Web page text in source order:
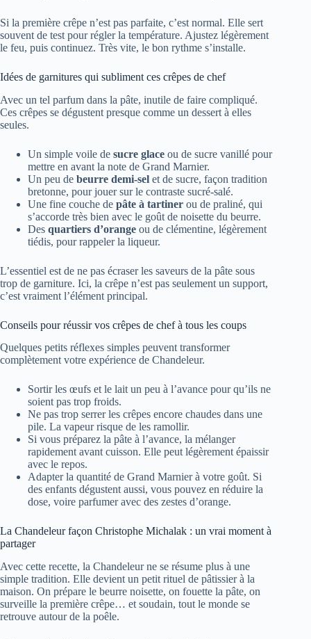
Si la première crêpe n’est pas parfaite, c’est normal. Elle sert
souvent de test pour régler la température. Ajustez légèrement
le feu, puis continuez. Très vite, le bon rythme s’installe.
Idées de garnitures qui subliment ces crêpes de chef
Avec un tel parfum dans la pâte, inutile de faire compliqué.
Ces crêpes se dégustent presque comme un dessert à elles
seules.
Un simple voile de sucre glace ou de sucre vanillé pour
mettre en avant la note de Grand Marnier.
Un peu de beurre demi-sel et de sucre, façon tradition
bretonne, pour jouer sur le contraste sucré-salé.
Une fine couche de pâte à tartiner ou de praliné, qui
s’accorde très bien avec le goût de noisette du beurre.
Des quartiers d’orange ou de clémentine, légèrement
tiédis, pour rappeler la liqueur.
L’essentiel est de ne pas écraser les saveurs de la pâte sous
trop de garniture. Ici, la crêpe n’est pas seulement un support,
c’est vraiment l’élément principal.
Conseils pour réussir vos crêpes de chef à tous les coups
Quelques petits réflexes simples peuvent transformer
complètement votre expérience de Chandeleur.
Sortir les œufs et le lait un peu à l’avance pour qu’ils ne
soient pas trop froids.
Ne pas trop serrer les crêpes encore chaudes dans une
pile. La vapeur risque de les ramollir.
Si vous préparez la pâte à l’avance, la mélanger
rapidement avant cuisson. Elle peut légèrement épaissir
avec le repos.
Adapter la quantité de Grand Marnier à votre goût. Si
des enfants dégustent aussi, vous pouvez en réduire la
dose, voire parfumer avec des zestes d’orange.
La Chandeleur façon Christophe Michalak : un vrai moment à
partager
Avec cette recette, la Chandeleur ne se résume plus à une
simple tradition. Elle devient un petit rituel de pâtissier à la
maison. On prépare le beurre noisette, on fouette la pâte, on
surveille la première crêpe… et soudain, tout le monde se
retrouve autour de la poêle.